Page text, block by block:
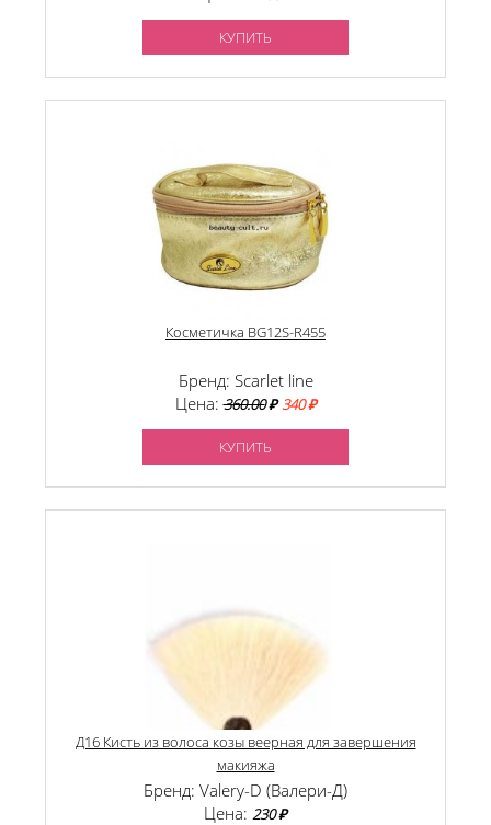
КУПИТЬ
Косметичка BG12S-R455
Бренд: Scarlet line
Цена:360.00₽ 340 ₽
КУПИТЬ
Д16 Кисть из волоса козы веерная для завершения
макияжа
Бренд: Valery-D (Валери-Д)
Цена: 230 ₽